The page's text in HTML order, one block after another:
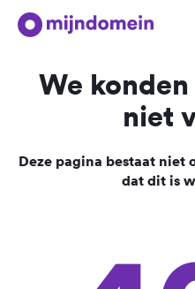
We
niet
Deze pagina bestaat niet
dat dit is